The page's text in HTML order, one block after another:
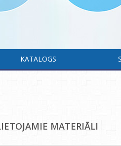
KATALOGS
MATERIĀLI